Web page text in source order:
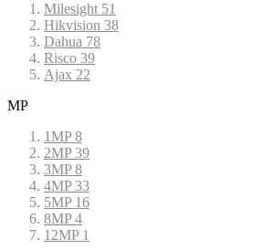
Milesight 51
Hikvision 38
Dahua 78
Risco 39
Ajax 22
MP
1MP 8
2MP 39
3MP 8
4MP 33
5MP 16
8MP 4
12MP 1